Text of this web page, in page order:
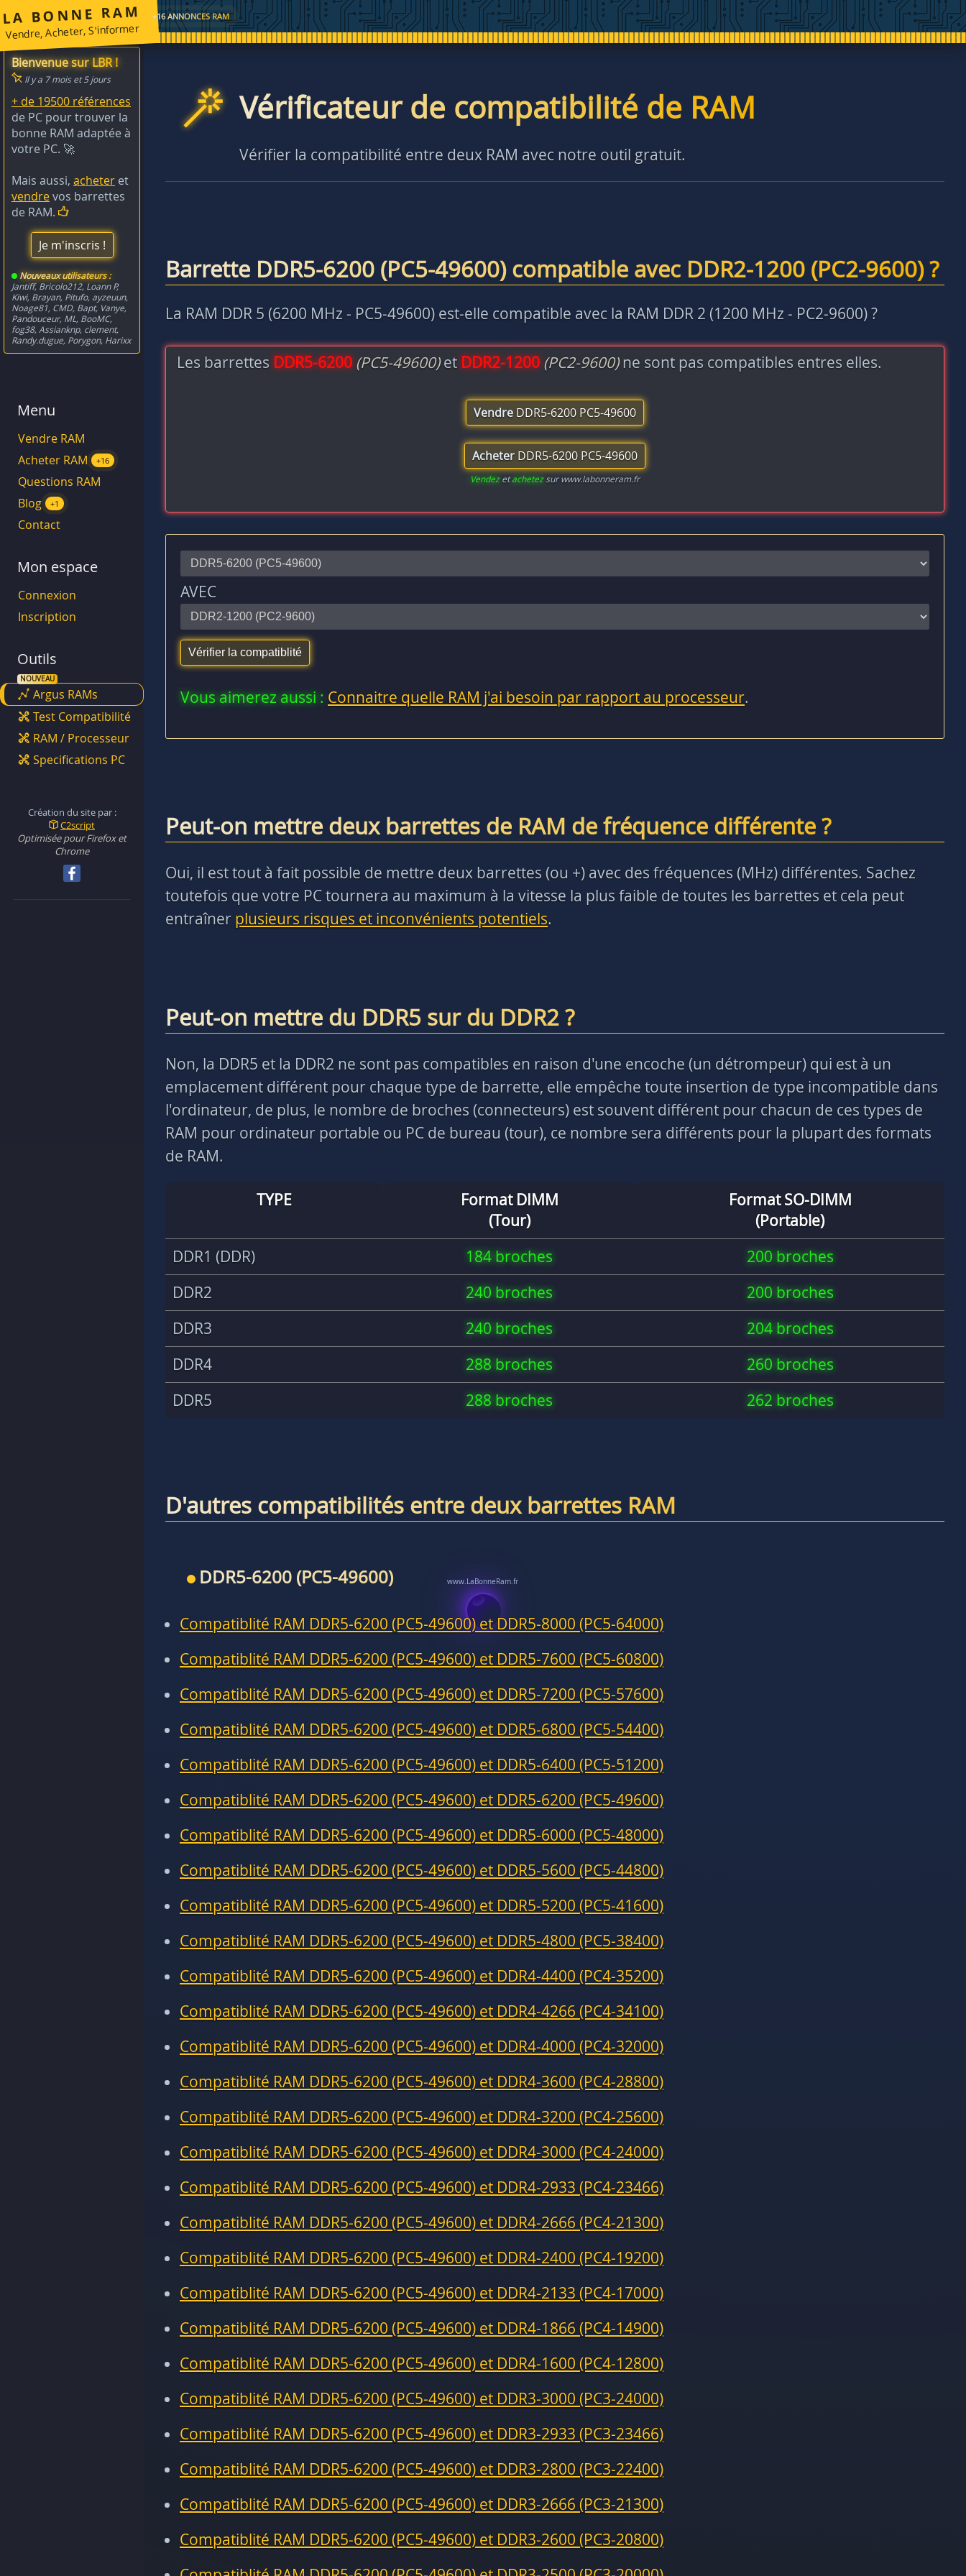
LA BONNE RAM
Vendre, Acheter, S'informer
+16 ANNONCES RAM
Vérificateur de compatibilité de RAM
Vérifier la compatibilité entre deux RAM avec notre outil gratuit.
Barrette DDR5-6200 (PC5-49600) compatible avec DDR2-1200 (PC2-9600) ?
La RAM DDR 5 (6200 MHz - PC5-49600) est-elle compatible avec la RAM DDR 2 (1200 MHz - PC2-9600) ?
Les barrettes DDR5-6200 (PC5-49600)et DDR2-1200 (PC2-9600)ne sont pas compatibles entres elles.
Vendre DDR5-6200 PC5-49600
Acheter DDR5-6200 PC5-49600
Vendezetachetezsur www.labonneram.fr
AVEC
Vous aimerez aussi : Connaitre quelle RAM j'ai besoin par rapport au processeur.
Peut-on mettre deux barrettes de RAM de fréquence différente ?
Oui, il est tout à fait possible de mettre deux barrettes (ou +) avec des fréquences (MHz) différentes. Sachez
toutefois que votre PC tournera au maximum à la vitesse la plus faible de toutes les barrettes et cela peut
entraîner plusieurs risques et inconvénients potentiels.
Peut-on mettre du DDR5 sur du DDR2 ?
Non, la DDR5 et la DDR2 ne sont pas compatibles en raison d'une encoche (un détrompeur) qui est à un
emplacement différent pour chaque type de barrette, elle empêche toute insertion de type incompatible dans
l'ordinateur, de plus, le nombre de broches (connecteurs) est souvent différent pour chacun de ces types de
RAM pour ordinateur portable ou PC de bureau (tour), ce nombre sera différents pour la plupart des formats
de RAM.
TYPE
Format DIMM
(Tour)
Format SO-DIMM
(Portable)
DDR1 (DDR)
184 broches
200 broches
DDR2
240 broches
200 broches
DDR3
240 broches
204 broches
DDR4
288 broches
260 broches
DDR5
288 broches 262 broches
D'autres compatibilités entre deux barrettes RAM
DDR5-6200 (PC5-49600)
Compatiblité RAM DDR5-6200 (PC5-49600) et DDR5-8000 (PC5-64000)
Compatiblité RAM DDR5-6200 (PC5-49600) et DDR5-7600 (PC5-60800)
Compatiblité RAM DDR5-6200 (PC5-49600) et DDR5-7200 (PC5-57600)
Compatiblité RAM DDR5-6200 (PC5-49600) et DDR5-6800 (PC5-54400)
Compatiblité RAM DDR5-6200 (PC5-49600) et DDR5-6400 (PC5-51200)
Compatiblité RAM DDR5-6200 (PC5-49600) et DDR5-6200 (PC5-49600)
Compatiblité RAM DDR5-6200 (PC5-49600) et DDR5-6000 (PC5-48000)
Compatiblité RAM DDR5-6200 (PC5-49600) et DDR5-5600 (PC5-44800)
Compatiblité RAM DDR5-6200 (PC5-49600) et DDR5-5200 (PC5-41600)
Compatiblité RAM DDR5-6200 (PC5-49600) et DDR5-4800 (PC5-38400)
Compatiblité RAM DDR5-6200 (PC5-49600) et DDR4-4400 (PC4-35200)
Compatiblité RAM DDR5-6200 (PC5-49600) et DDR4-4266 (PC4-34100)
Compatiblité RAM DDR5-6200 (PC5-49600) et DDR4-4000 (PC4-32000)
Compatiblité RAM DDR5-6200 (PC5-49600) et DDR4-3600 (PC4-28800)
Compatiblité RAM DDR5-6200 (PC5-49600) et DDR4-3200 (PC4-25600)
Compatiblité RAM DDR5-6200 (PC5-49600) et DDR4-3000 (PC4-24000)
Compatiblité RAM DDR5-6200 (PC5-49600) et DDR4-2933 (PC4-23466)
Compatiblité RAM DDR5-6200 (PC5-49600) et DDR4-2666 (PC4-21300)
Compatiblité RAM DDR5-6200 (PC5-49600) et DDR4-2400 (PC4-19200)
Compatiblité RAM DDR5-6200 (PC5-49600) et DDR4-2133 (PC4-17000)
Compatiblité RAM DDR5-6200 (PC5-49600) et DDR4-1866 (PC4-14900)
Compatiblité RAM DDR5-6200 (PC5-49600) et DDR4-1600 (PC4-12800)
Compatiblité RAM DDR5-6200 (PC5-49600) et DDR3-3000 (PC3-24000)
Compatiblité RAM DDR5-6200 (PC5-49600) et DDR3-2933 (PC3-23466)
Compatiblité RAM DDR5-6200 (PC5-49600) et DDR3-2800 (PC3-22400)
Compatiblité RAM DDR5-6200 (PC5-49600) et DDR3-2666 (PC3-21300)
Compatiblité RAM DDR5-6200 (PC5-49600) et DDR3-2600 (PC3-20800)
Bienvenue sur LBR !
Il y a 7 mois et 5 jours
+ de 19500 références
de PC pour trouver la
bonne RAM adaptée à
votre PC. 🚀
Mais aussi, acheter et
vendrevos barrettes
de RAM.
Je m'inscris !
Nouveaux utilisateurs :
Jantiff, Bricolo212, Loann P,
Kiwi, Brayan, Pitufo, ayzeuun,
Noage81, CMD, Bapt, Vanye,
Pandouceur, ML, BooMC,
fog38, Assianknp, clement,
Randy.dugue, Porygon, Harixx
Menu
Vendre RAM
Acheter RAM
+16
Questions RAM
Blog
+1
Contact
Mon espace
Connexion
Inscription
Outils
Argus RAMs
Test Compatibilité
RAM / Processeur
Specifications PC
Création du site par :
C2script
Optimisée pour Firefox et
Chrome